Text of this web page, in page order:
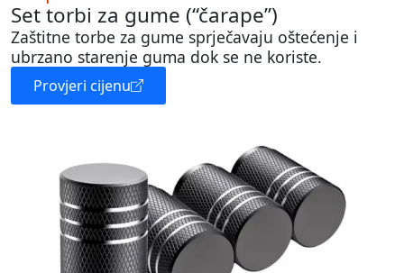
Set torbi za gume (“čarape”)
Zaštitne torbe za gume sprječavaju oštećenje i
ubrzano starenje guma dok se ne koriste.
Provjeri cijenu